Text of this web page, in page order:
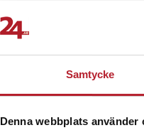
Samtycke
Denna webbplats använder
som luktsvagt,
day mer bekväma,
modeller
Recensioner